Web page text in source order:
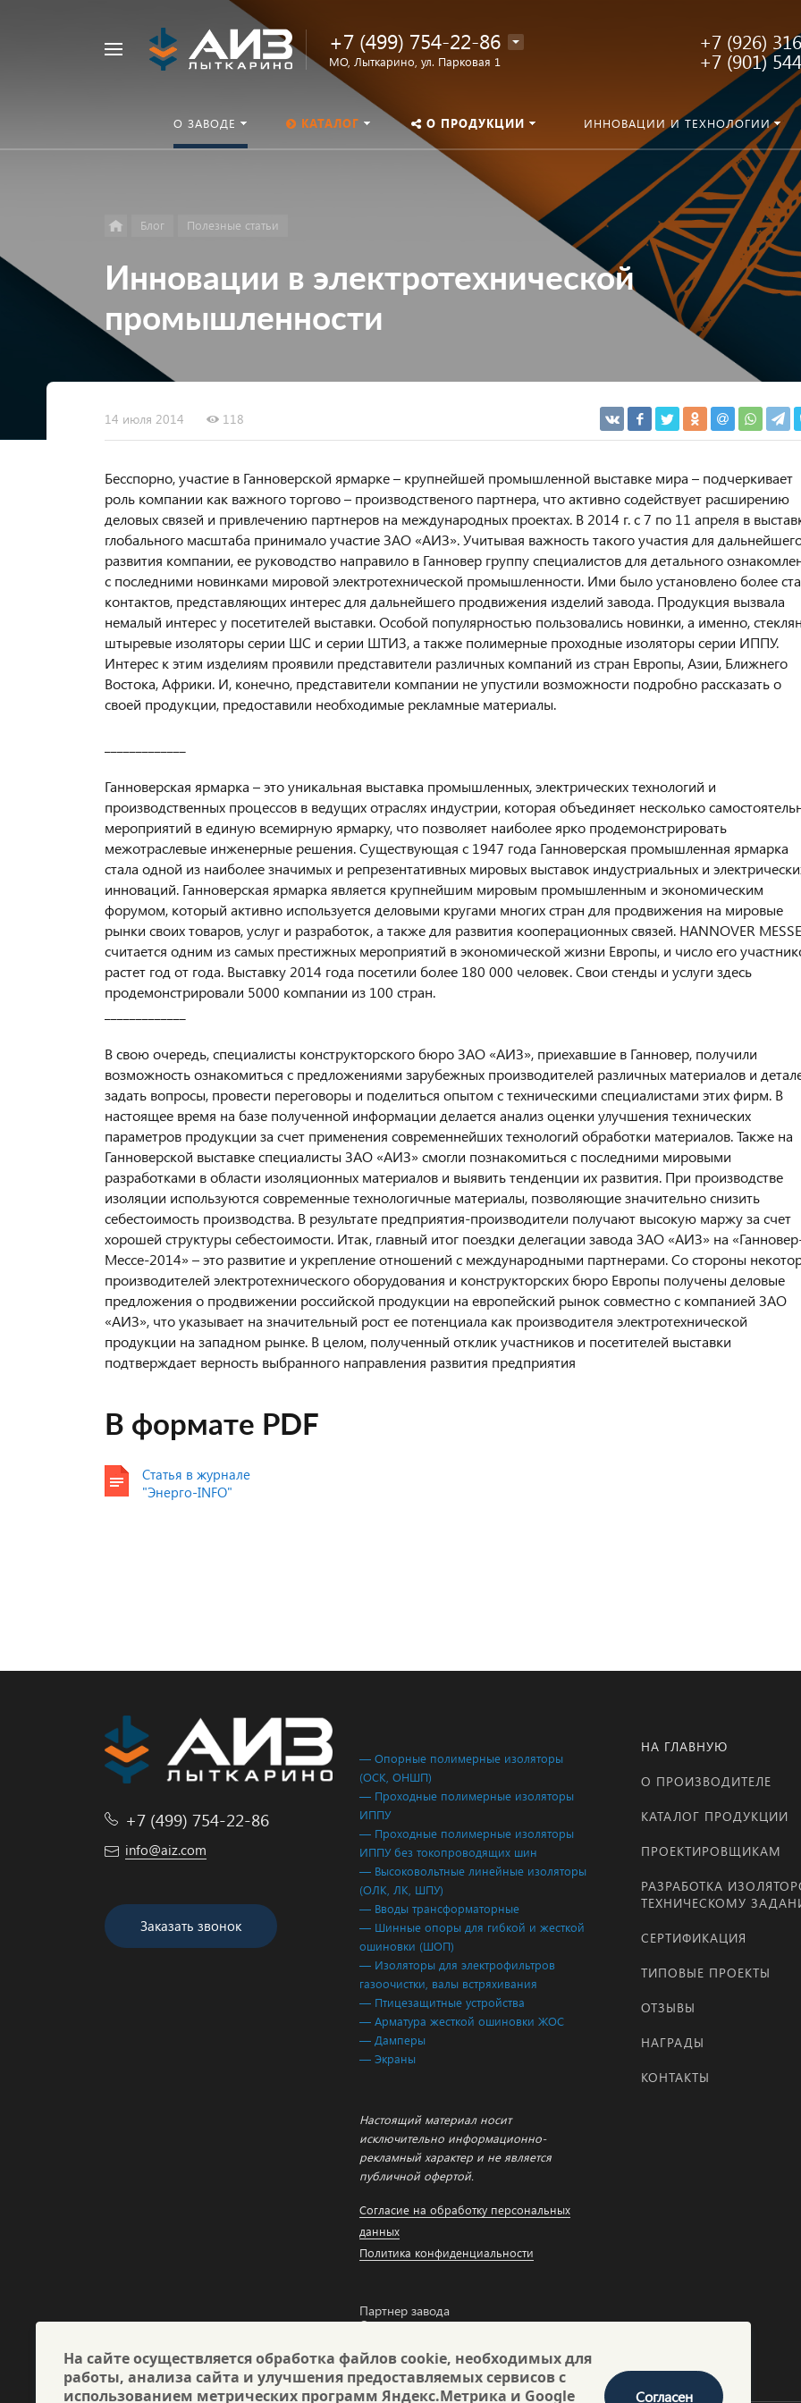
+7 (499) 754-22-86
МО, Лыткарино, ул. Парковая 1
+7 (926)
+7 (901)
О ЗАВОДЕ КАТАЛОГ О ПРОДУКЦИИ ИННОВАЦИИ И ТЕХНОЛОГИИ
Блог Полезные статьи
Инновации в электротехнической
промышленности
14 июля 2014 118
Бесспорно, участие в Ганноверской ярмарке – крупнейшей промышленной выставке мира – подчеркивает
роль компании как важного торгово – производственого партнера, что активно содействует расширению
деловых связей и привлечению партнеров на международных проектaх. В 2014 г. с 7 по 11 апреля в
глобального масштаба принимало участие ЗАО «АИЗ». Учитывая важность такого участия для
развития компании, ее руководство направило в Ганновер группу специалистов для детального
с последними новинками мировой электротехнической промышленности. Ими было установлено более ста
контактов, представляющих интерес для дальнейшего продвижения изделий завода. Продукция вызвала
немалый интерес у посетителей выставки. Особой популярностью пользовались новинки, а именно,
штыревые изоляторы серии ШС и серии ШТИЗ, a также полимерныe проходныe изоляторы cерии ИППУ.
Интерес к этим изделиям проявили представители различных компаний из стран Европы, Азии, Ближнего
Востока, Африки. И, конечно, представители компании не упустили возможности подробно рассказать о
своей продукции, предоставили необходимые рекламные материалы.
Ганноверская ярмарка – это уникальная выставка промышленных, электрических технологий и
производственных процессов в ведущих отраслях индустрии, которая объединяет несколько
мероприятий в единую всемирную ярмарку, что позволяет наиболее ярко продемонстрировать
межотраслевые инженерные решения. Существующая с 1947 года Ганноверская промышленная ярмарка
стала одной из наиболее значимых и репрезентативных мировых выставок индустриальных и
инноваций. Ганноверская ярмарка является крупнейшим мировым промышленным и экономическим
форумом, который активно используется деловыми кругами многих стран для продвижения на мировые
рынки своих товаров, услуг и разработок, а также для развития кооперационных связей. HANNOVER MESSE
считается одним из самых престижных мероприятий в экономической жизни Европы, и число его
растет год от года. Выставку 2014 года посетили более 180 000 человек. Свои стенды и услуги здесь
продемонстрировали 5000 компании из 100 стран.
В свою очередь, специалисты конструкторского бюро ЗАО «АИЗ», приехавшие в Ганновер, получили
возможность ознакомиться с предложениями зарубежных производителей различных материалов и
задать вопросы, провести переговоры и поделиться опытом с техническими специалистами этих фирм. В
настоящее время на базе полученной информации делается анализ оценки улучшения технических
параметров продукции за счет применения современнейших технологий обработки материалов. Также на
Ганноверской выставке специалисты ЗАО «АИЗ» смогли познакомиться с последними мировыми
разработками в области изоляционных материалов и выявить тенденции их развития. При производстве
изоляции используются современные технологичные материалы, позволяющие значительно снизить
себестоимость производства. В результате предприятия-производители получают высокую маржу за счет
хорошей структуры себестоимости. Итак, главный итог поездки делегации завода ЗАО «АИЗ» на
Мессе-2014» – это развитие и укрепление отношений с международными партнерами. Со стороны
производителей электротехнического оборудования и конструкторских бюро Европы получены деловые
предложения о продвижении российской продукции на европейский рынок совместно с компанией ЗАО
«АИЗ», что указывает на значительный рост ее потенциала как производителя электротехнической
продукции на западном рынке. В целом, полученный отклик участников и посетителей выставки
подтверждает верность выбранного направления развития предприятия
В формате PDF
Статья в журнале
"Энерго-INFO"
+7 (499) 754-22-86
info@aiz.com
Заказать звонок
— Опорные полимерные изоляторы
(ОСК, ОНШП)
— Проходные полимерные изоляторы
ИППУ
— Проходные полимерные изоляторы
ИППУ без токопроводящих шин
— Высоковольтные линейные изоляторы
(ОЛК, ЛК, ШПУ)
— Вводы трансформаторные
— Шинные опоры для гибкой и жесткой
ошиновки (ШОП)
— Изоляторы для электрофильтров
газоочистки, валы встряхивания
— Птицезащитные устройства
— Арматура жесткой ошиновки ЖОС
— Дамперы
— Экраны
Настоящий материал носит
исключительно информационно-
рекламный характер и не является
публичной офертой.
Согласие на обработку персональных
данных
Политика конфиденциальности
Партнер завода
Оптико-механическое
«АСТРОН»
НА ГЛАВНУЮ
О ПРОИЗВОДИТЕЛЕ
КАТАЛОГ ПРОДУКЦИИ
ПРОЕКТИРОВЩИКАМ
РАЗРАБОТКА
ТЕХНИЧЕСКОМУ
СЕРТИФИКАЦИЯ
ТИПОВЫЕ ПРОЕКТЫ
ОТЗЫВЫ
НАГРАДЫ
КОНТАКТЫ
На сайте осуществляется обработка файлов cookie, необходимых для
работы, анализа сайта и улучшения предоставляемых сервисов с
использованием метрических программ Яндекс.Метрика и Google
Согласен